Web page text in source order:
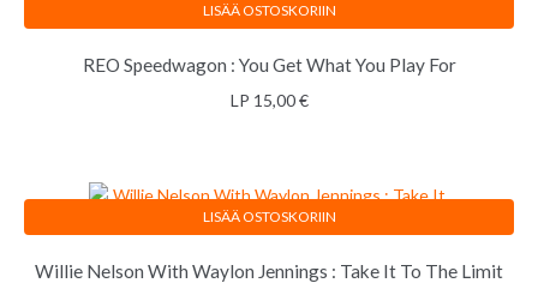
REO Speedwagon : You Get What You Play For
LP 15,00€
LISÄÄ OSTOSKORIIN
Willie Nelson With Waylon Jennings : Take It To The Limit
LISÄÄ OSTOSKORIIN